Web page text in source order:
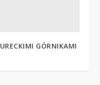
GÓRNIKAMI